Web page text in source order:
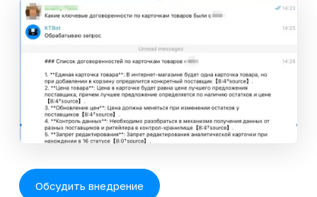
Обсудить внедрение